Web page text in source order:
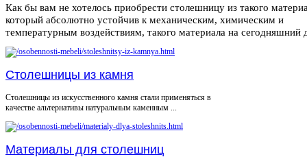
Как бы вам не хотелось приобрести столешницу из такого
который абсолютно устойчив к механическим, химическим и
температурным воздействиям, такого материала на сегодняшний
Столешницы из камня
Столешницы из искусственного камня стали применяться в
качестве альтернативы натуральным каменным ...
Материалы для столешниц